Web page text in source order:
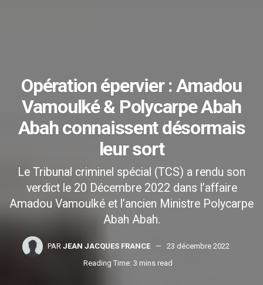
Opération épervier : Amadou
Vamoulké & Polycarpe Abah
Abah connaissent désormais
leur sort
Le Tribunal criminel spécial (TCS) a rendu son
verdict le 20 Décembre 2022 dans l’affaire
Amadou Vamoulké et l’ancien Ministre Polycarpe
Abah Abah.
PAR JEAN JACQUES FRANCE
23 décembre 2022
Reading Time: 3 mins read